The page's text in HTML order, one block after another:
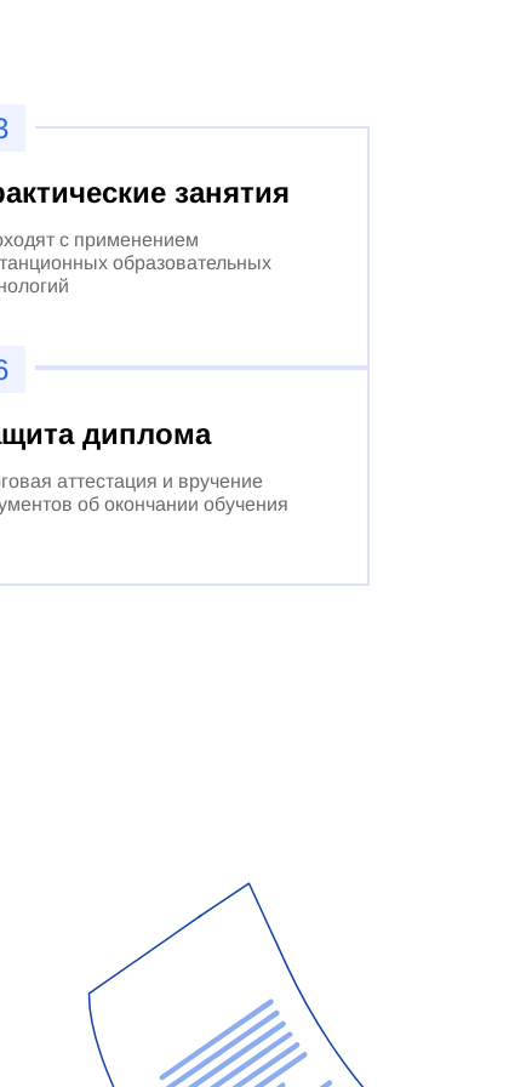
занятия
с применением
образовательных
диплома
аттестация и вручение
об окончании обучения